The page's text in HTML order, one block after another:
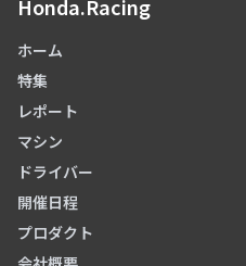
Honda.Racing
ホーム
特集
レポート
マシン
ドライバー
開催日程
プロダクト